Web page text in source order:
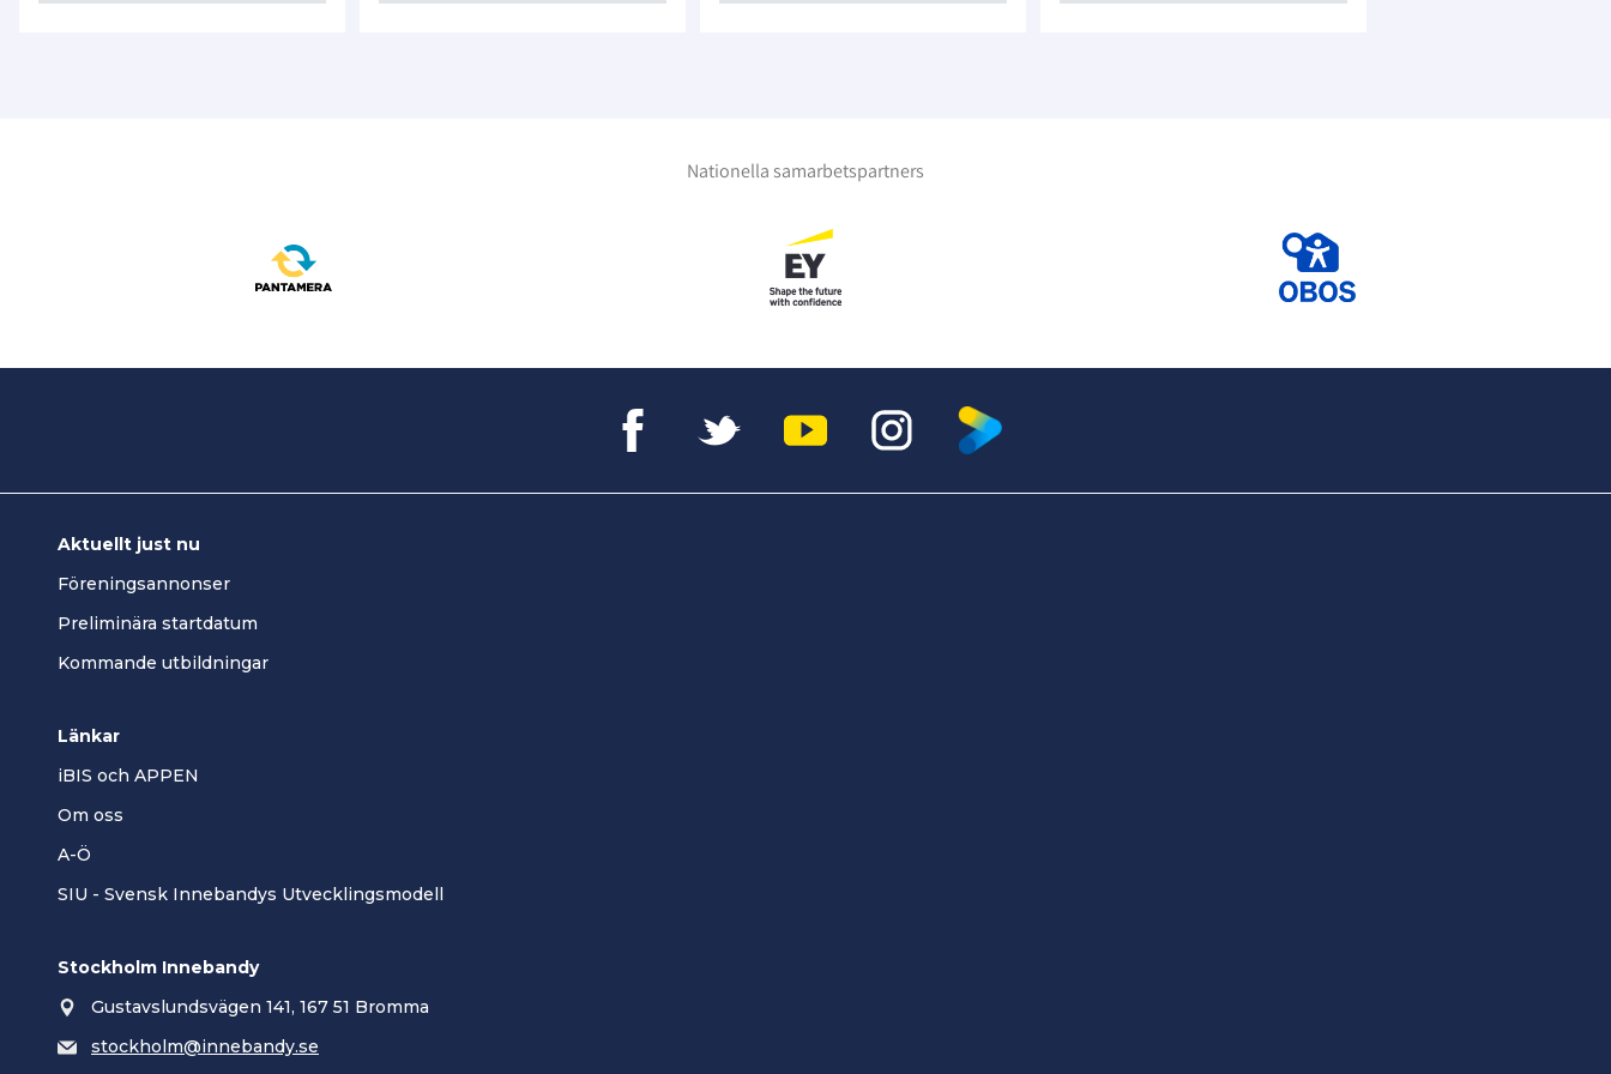
Nationella samarbetspartners
Aktuellt just nu
Föreningsannonser
Preliminära startdatum
Kommande utbildningar
Länkar
iBIS och APPEN
Om oss
A-Ö
SIU - Svensk Innebandys Utvecklingsmodell
Stockholm Innebandy
Gustavslundsvägen 141, 167 51 Bromma
stockholm@innebandy.se